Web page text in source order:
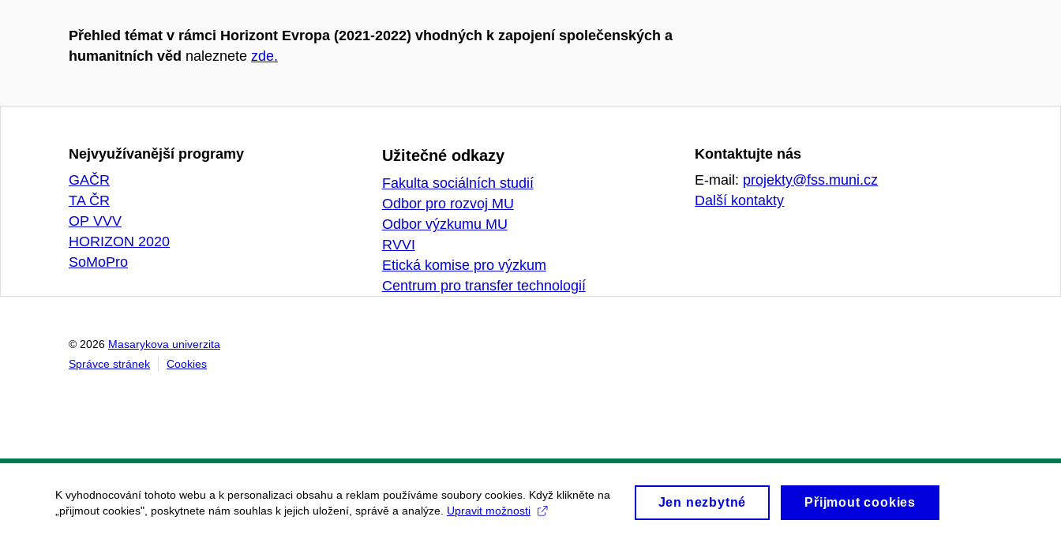
Přehled témat v rámci Horizont Evropa (2021-2022) vhodných k zapojení společenských a
humanitních věd naleznete zde.
Nejvyužívanější programy
GAČR
TA ČR
OP VVV
HORIZON 2020
SoMoPro
Užitečné odkazy
Fakulta sociálních studií
Odbor pro rozvoj MU
Odbor výzkumu MU
RVVI
Etická komise pro výzkum
Centrum pro transfer technologií
Kontaktujte nás
E-mail: projekty@fss.muni.cz
Další kontakty
© 2026 Masarykova univerzita
Správce stránek
Cookies
K vyhodnocování tohoto webu a k personalizaci obsahu a reklam používáme soubory cookies. Když klikněte na
„přijmout cookies", poskytnete nám souhlas k jejich uložení, správě a analýze. Upravit možnosti
Jen nezbytné Přijmout cookies